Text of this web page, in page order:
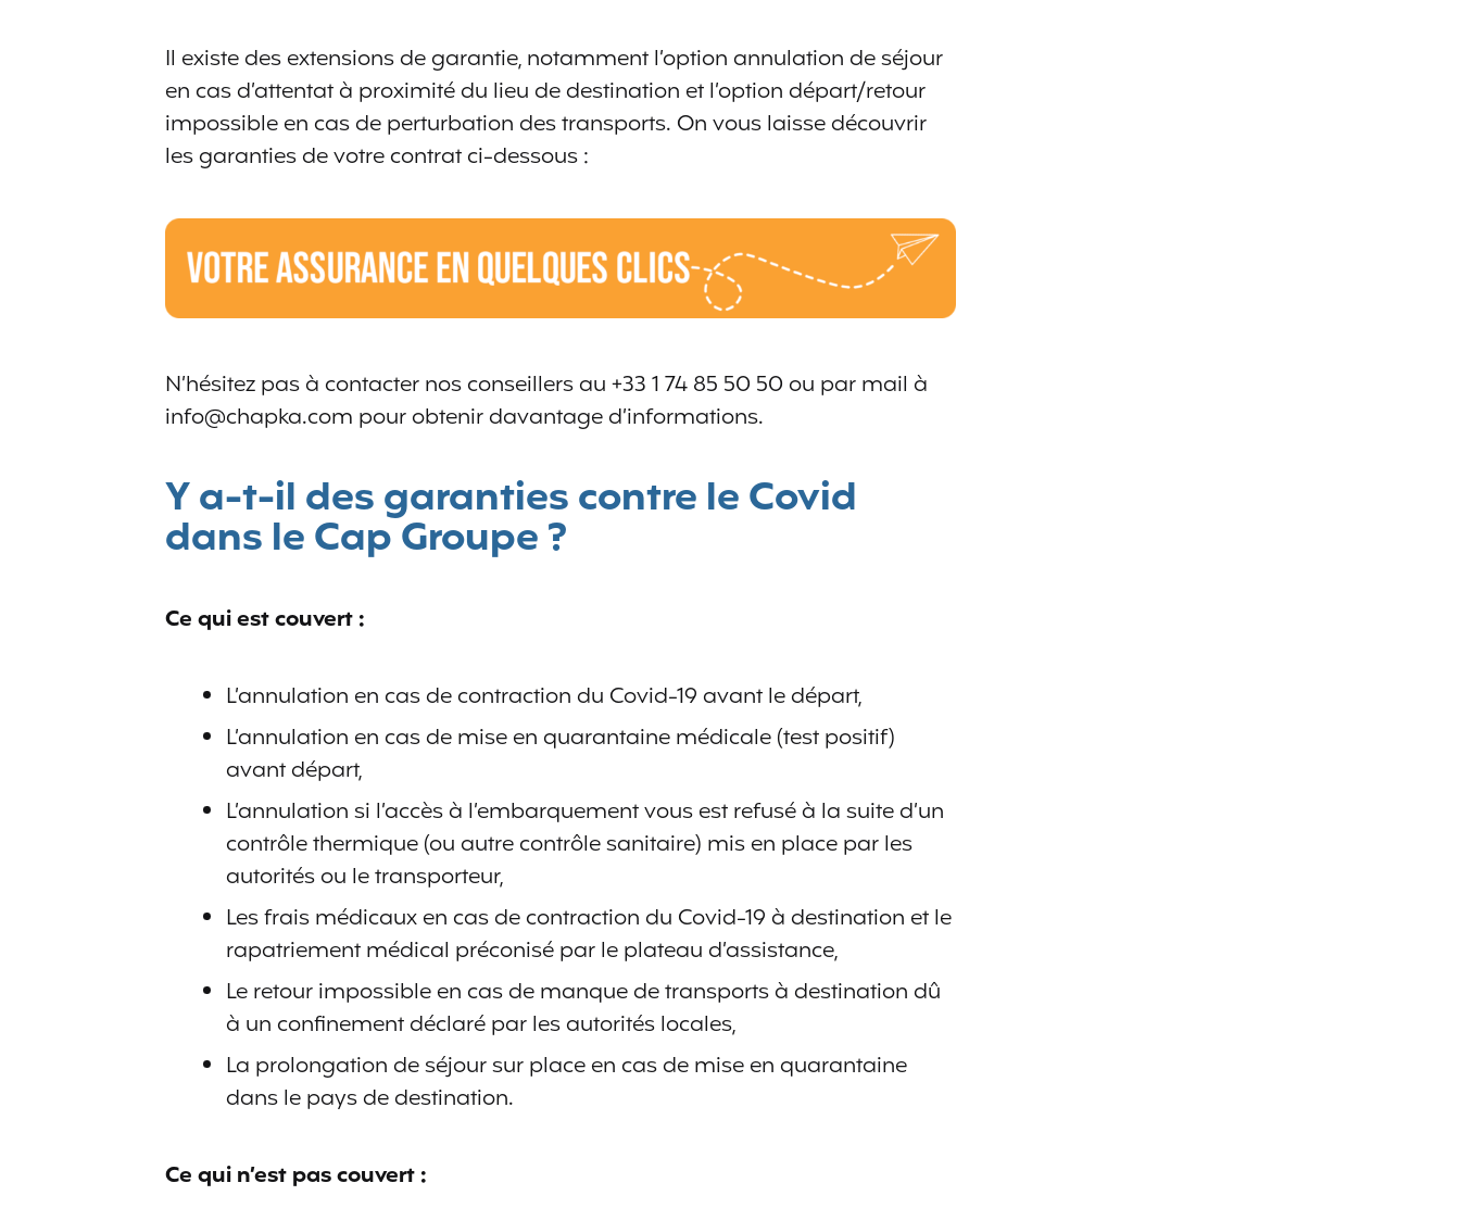
Il existe des extensions de garantie, notamment l’option annulation de séjour
en cas d’attentat à proximité du lieu de destination et l’option départ/retour
impossible en cas de perturbation des transports. On vous laisse découvrir
les garanties de votre contrat ci-dessous :
N’hésitez pas à contacter nos conseillers au +33 1 74 85 50 50 ou par mail à
info@chapka.com pour obtenir davantage d’informations.
Y a-t-il des garanties contre le Covid
dans le Cap Groupe ?
Ce qui est couvert :
L’annulation en cas de contraction du Covid-19 avant le départ,
L’annulation en cas de mise en quarantaine médicale (test positif)
avant départ,
L’annulation si l’accès à l’embarquement vous est refusé à la suite d’un
contrôle thermique (ou autre contrôle sanitaire) mis en place par les
autorités ou le transporteur,
Les frais médicaux en cas de contraction du Covid-19 à destination et le
rapatriement médical préconisé par le plateau d’assistance,
Le retour impossible en cas de manque de transports à destination dû
à un confinement déclaré par les autorités locales,
La prolongation de séjour sur place en cas de mise en quarantaine
dans le pays de destination.
Ce qui n’est pas couvert :